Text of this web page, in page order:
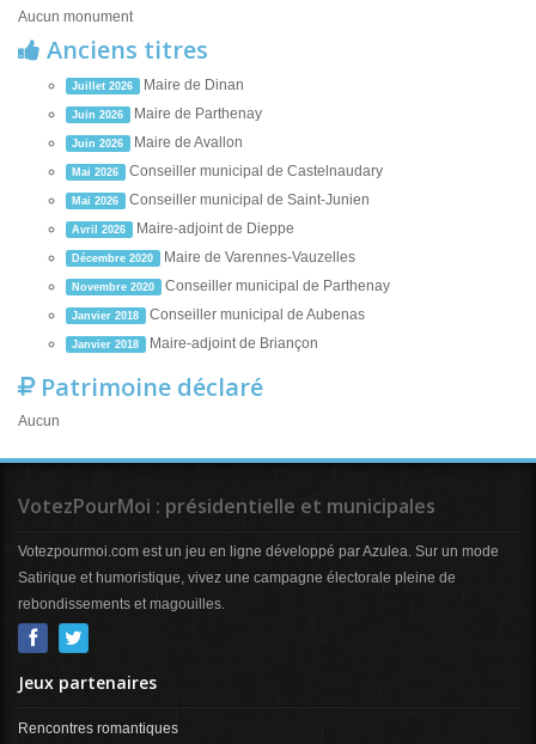
Aucun monument
Anciens titres
Juillet 2026 Maire de Dinan
Juin 2026 Maire de Parthenay
Juin 2026 Maire de Avallon
Mai 2026 Conseiller municipal de Castelnaudary
Mai 2026 Conseiller municipal de Saint-Junien
Avril 2026 Maire-adjoint de Dieppe
Décembre 2020 Maire de Varennes-Vauzelles
Novembre 2020 Conseiller municipal de Parthenay
Janvier 2018 Conseiller municipal de Aubenas
Janvier 2018 Maire-adjoint de Briançon
Patrimoine déclaré
Aucun
VotezPourMoi : présidentielle et municipales
Votezpourmoi.com est un jeu en ligne développé par Azulea. Sur un mode
Satirique et humoristique, vivez une campagne électorale pleine de
rebondissements et magouilles.
Jeux partenaires
Rencontres romantiques